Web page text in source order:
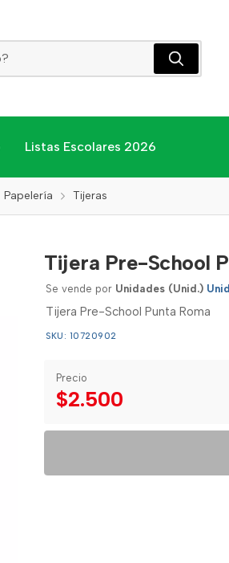
Listas Escolares 2026
Papelería Tijeras
Tijera Pre-School
Se vende por Unidades (Unid.)
Tijera Pre-School Punta Roma
SKU: 10720902
Precio
$2.500